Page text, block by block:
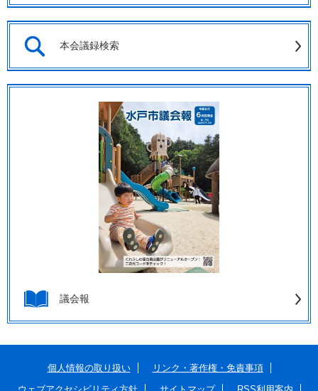
本会議録検索
議会報
個人情報の取り扱い
リンク・著作権・免責事項